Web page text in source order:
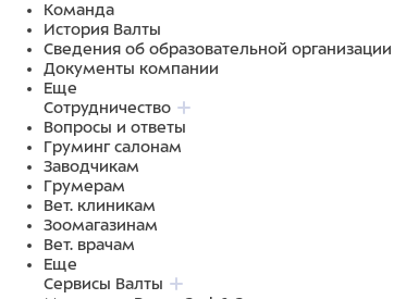
Команда
История Валты
Сведения об образовательной организации
Документы компании
Еще
Сотрудничество
Вопросы и ответы
Груминг салонам
Заводчикам
Грумерам
Вет. клиникам
Зоомагазинам
Вет. врачам
Еще
Сервисы Валты